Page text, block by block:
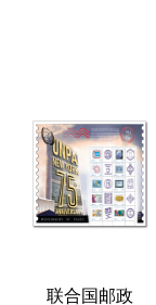
联合国邮政